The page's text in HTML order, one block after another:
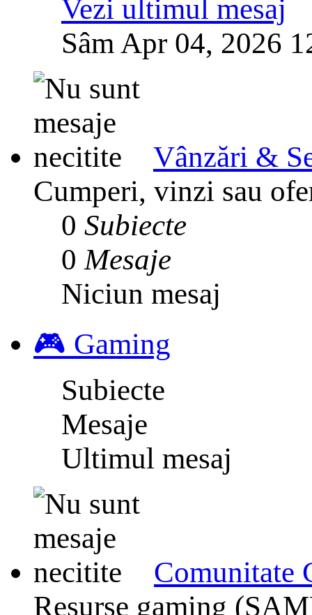
Vezi ultimul mesaj
Sâm Apr 04, 2026
Vânzări &
Cumperi, vinzi sau
0 Subiecte
0Mesaje
Niciun mesaj
🎮 Gaming
Subiecte
Mesaje
Ultimul mesaj
Comunitate
Resurse gaming